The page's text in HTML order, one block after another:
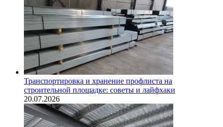
Транспортировка и хранение профлиста на
строительной площадке: советы и лайфхаки
20.07.2026